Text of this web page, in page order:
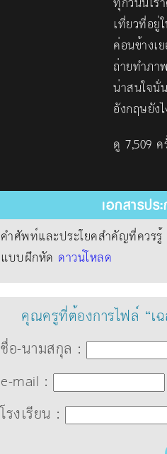
เที่ยวที่อยู่
ค่อนข้างเ
ถ่ายทำภา
น่าสนใจนั่
อังกฤษยัง
ดู 7,509 ค
เอกสารปร
คำศัพท์และประโยคสำคัญที่ควรรู้
แบบฝึกหัด ดาวน์โหลด
คุณครูที่ต้องการไฟล์ “
ชื่อ-นามสกุล :
e-mail :
โรงเรียน :